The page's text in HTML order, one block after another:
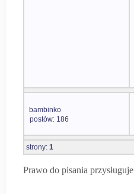
bambinko
postów: 186
strony: 1
Prawo do pisania